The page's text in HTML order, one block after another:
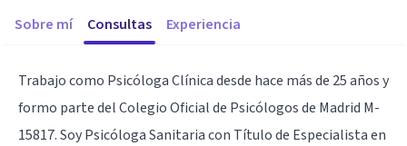
Sobre mí Consultas Experiencia
Trabajo como Psicóloga Clínica desde hace más de 25 años y
formo parte del Colegio Oficial de Psicólogos de Madrid M-
15817. Soy Psicóloga Sanitaria con Título de Especialista en